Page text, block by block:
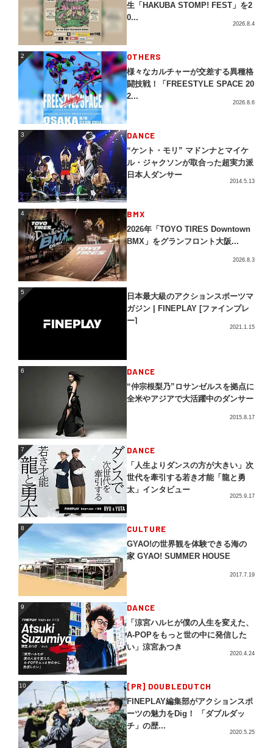
生「HAKUBA STOMP! FEST」を2
0...
2026.8.4
2 OTHERS
様々なカルチャーが交差する異種格
闘技戦！「FREESTYLE SPACE 20
2...
2026.8.6
3 DANCE
“ケント・モリ” マドンナとマイケ
ル・ジャクソンが取合った超実力派
日本人ダンサー
2014.5.13
4 BMX
2026年「TOYO TIRES Downtown
BMX」をグランフロント大阪...
2026.8.3
5
日本最大級のアクションスポーツマ
ガジン | FINEPLAY [ファインプレ
ー]
2021.1.15
6 DANCE
“仲宗根梨乃”ロサンゼルスを拠点に
全米やアジアで大活躍中のダンサー
2015.8.17
7 DANCE
「人生よりダンスの方が大きい」次
世代を牽引する若き才能「龍と勇
太」インタビュー
2025.9.17
8 CULTURE
GYAO!の世界観を体験できる海の
家 GYAO! SUMMER HOUSE
2017.7.19
9 DANCE
「涼宮ハルヒが僕の人生を変えた、
A-POPをもっと世の中に発信した
い」涼宮あつき
2020.4.24
10 [PR] DOUBLEDUTCH
FINEPLAY編集部がアクションスポ
ーツの魅力をDig！ 「ダブルダッ
チ」の歴...
2020.5.25